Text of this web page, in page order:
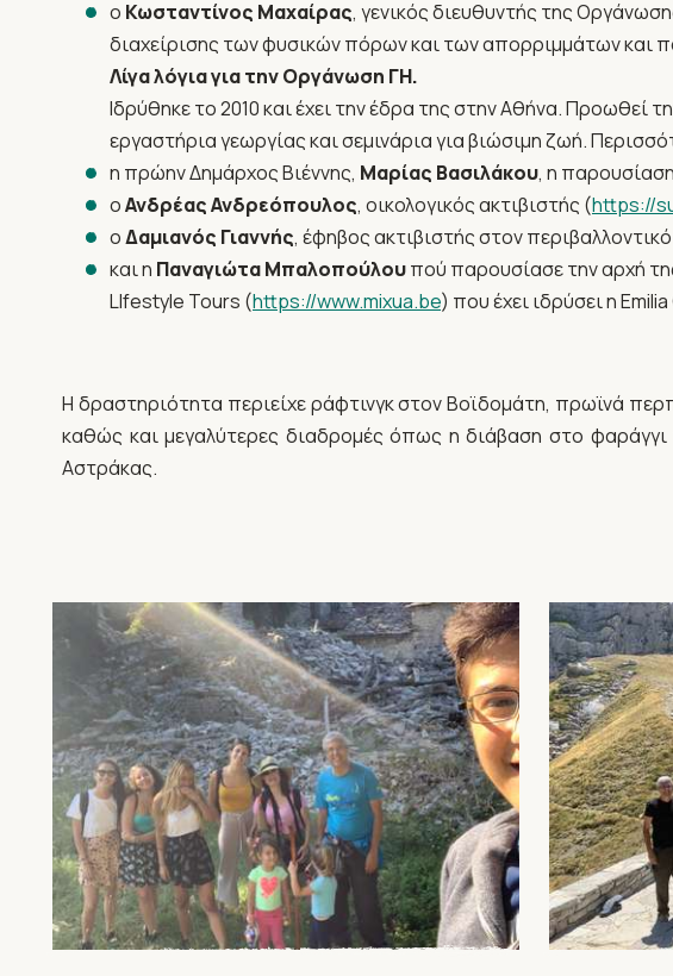
ο Κωσταντίνος Μαχαίρας, γενικός διευθυντής της
διαχείρισης των φυσικών πόρων και των απορριμμάτων και
Λίγα λόγια για την Οργάνωση ΓΗ.
Ιδρύθηκε το 2010 και έχει την έδρα της στην Αθήνα. Προωθεί
εργαστήρια γεωργίας και σεμινάρια για βιώσιμη ζωή.
η πρώην Δημάρχος Βιέννης, Μαρίας Βασιλάκου, η
oΑνδρέας Ανδρεόπουλος, οικολογικός ακτιβιστής (https://
oΔαμιανός Γιαννής, έφηβος ακτιβιστής στον
και η Παναγιώτα Μπαλοπούλουπού παρουσίασε την αρχή
LIfestyle Tours (https://www.mixua.be) που έχει ιδρύσει η
Η δραστηριότητα περιείχε ράφτινγκ στον Βοϊδομάτη, πρωϊνά
καθώς και μεγαλύτερες διαδρομές όπως η διάβαση στο
Αστράκας.